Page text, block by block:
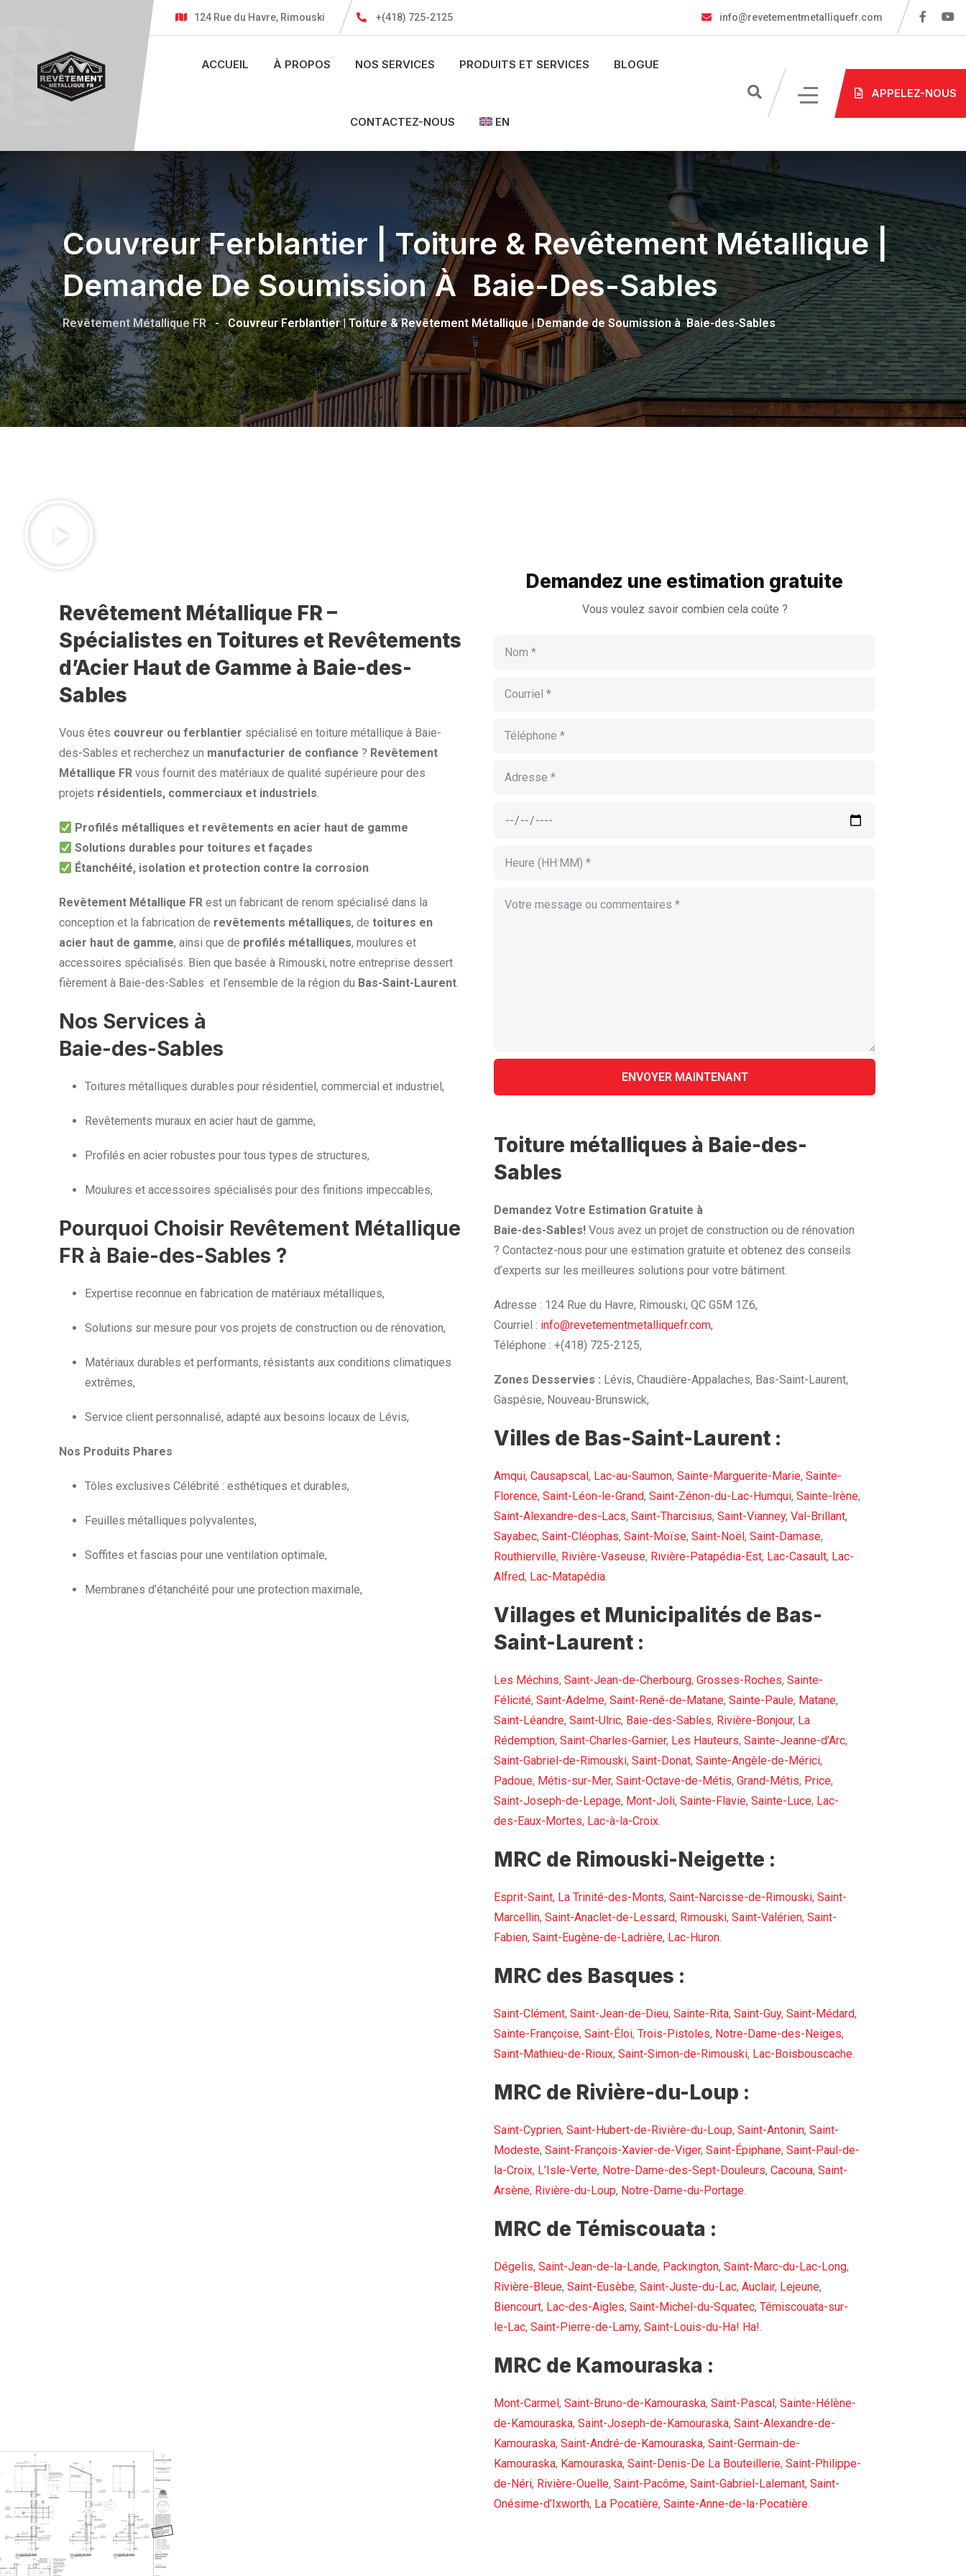
124 Rue du Havre, Rimouski +(418) 725-2125 info@revetementmetalliquefr.com
ACCUEIL À PROPOS NOS SERVICES PRODUITS ET SERVICES BLOGUE
CONTACTEZ-NOUS EN
APPELEZ-NOUS
Couvreur Ferblantier | Toiture & Revêtement Métallique |
Demande De Soumission À Baie-Des-Sables
Revêtement Métallique FR - Couvreur Ferblantier | Toiture & Revêtement Métallique | Demande de Soumission à Baie-des-Sables
Revêtement Métallique FR –
Spécialistes en Toitures et Revêtements
d’Acier Haut de Gamme à Baie-des-
Sables
Vous êtes couvreur ou ferblantier spécialisé en toiture métallique à Baie-
des-Sables et recherchez un manufacturier de confiance ? Revêtement
Métallique FR vous fournit des matériaux de qualité supérieure pour des
projets résidentiels, commerciaux et industriels.
Profilés métalliques et revêtements en acier haut de gamme
Solutions durables pour toitures et façades
Étanchéité, isolation et protection contre la corrosion
Revêtement Métallique FR est un fabricant de renom spécialisé dans la
conception et la fabrication de revêtements métalliques, de toitures en
acier haut de gamme, ainsi que de profilés métalliques, moulures et
accessoires spécialisés. Bien que basée à Rimouski, notre entreprise dessert
fièrement à Baie-des-Sables et l’ensemble de la région du Bas-Saint-Laurent.
Nos Services à
Baie-des-Sables
Toitures métalliques durables pour résidentiel, commercial et industriel,
Revêtements muraux en acier haut de gamme,
Profilés en acier robustes pour tous types de structures,
Moulures et accessoires spécialisés pour des finitions impeccables,
Pourquoi Choisir Revêtement Métallique
FR à Baie-des-Sables ?
Expertise reconnue en fabrication de matériaux métalliques,
Solutions sur mesure pour vos projets de construction ou de rénovation,
Matériaux durables et performants, résistants aux conditions climatiques
extrêmes,
Service client personnalisé, adapté aux besoins locaux de Lévis,
Nos Produits Phares
Tôles exclusives Célébrité : esthétiques et durables,
Feuilles métalliques polyvalentes,
Soffites et fascias pour une ventilation optimale,
Membranes d’étanchéité pour une protection maximale,
Demandez une estimation gratuite
Vous voulez savoir combien cela coûte ?
Toiture métalliques à Baie-des-
Sables
Demandez Votre Estimation Gratuite à
Baie-des-Sables! Vous avez un projet de construction ou de rénovation
? Contactez-nous pour une estimation gratuite et obtenez des conseils
d’experts sur les meilleures solutions pour votre bâtiment.
Adresse : 124 Rue du Havre, Rimouski, QC G5M 1Z6,
Courriel : info@revetementmetalliquefr.com,
Téléphone : +(418) 725-2125,
Zones Desservies : Lévis, Chaudière-Appalaches, Bas-Saint-Laurent,
Gaspésie, Nouveau-Brunswick,
Villes de Bas-Saint-Laurent :
Amqui, Causapscal , Lac-au-Saumon, Sainte-Marguerite-Marie, Sainte-
Florence, Saint-Léon-le-Grand, Saint-Zénon-du-Lac-Humqui, Sainte-Irène,
Saint-Alexandre-des-Lacs, Saint-Tharcisius, Saint-Vianney, Val-Brillant,
Sayabec, Saint-Cléophas, Saint-Moïse, Saint-Noël , Saint-Damase,
Routhierville, Rivière-Vaseuse, Rivière-Patapédia-Est, Lac-Casault, Lac-
Alfred, Lac-Matapédia.
Villages et Municipalités de Bas-
Saint-Laurent :
Les Méchins, Saint-Jean-de-Cherbourg, Grosses-Roches, Sainte-
Félicité, Saint-Adelme, Saint-René-de-Matane, Sainte-Paule, Matane,
Saint-Léandre, Saint-Ulric, Baie-des-Sables, Rivière-Bonjour, La
Rédemption, Saint-Charles-Garnier, Les Hauteurs, Sainte-Jeanne-d’Arc,
Saint-Gabriel-de-Rimouski, Saint-Donat, Sainte-Angèle-de-Mérici,
Padoue, Métis-sur-Mer, Saint-Octave-de-Métis, Grand-Métis, Price,
Saint-Joseph-de-Lepage, Mont-Joli, Sainte-Flavie, Sainte-Luce, Lac-
des-Eaux-Mortes, Lac-à-la-Croix.
MRC de Rimouski-Neigette :
Esprit-Saint, La Trinité-des-Monts, Saint-Narcisse-de-Rimouski, Saint-
Marcellin, Saint-Anaclet-de-Lessard, Rimouski, Saint-Valérien, Saint-
Fabien, Saint-Eugène-de-Ladrière, Lac-Huron.
MRC des Basques :
Saint-Clément, Saint-Jean-de-Dieu, Sainte-Rita, Saint-Guy, Saint-Médard,
Sainte-Françoise, Saint-Éloi, Trois-Pistoles, Notre-Dame-des-Neiges,
Saint-Mathieu-de-Rioux, Saint-Simon-de-Rimouski, Lac-Boisbouscache.
MRC de Rivière-du-Loup :
Saint-Cyprien, Saint-Hubert-de-Rivière-du-Loup, Saint-Antonin, Saint-
Modeste, Saint-François-Xavier-de-Viger, Saint-Épiphane, Saint-Paul-de-
la-Croix, L’Isle-Verte, Notre-Dame-des-Sept-Douleurs, Cacouna, Saint-
Arsène, Rivière-du-Loup, Notre-Dame-du-Portage.
MRC de Témiscouata :
Dégelis, Saint-Jean-de-la-Lande, Packington, Saint-Marc-du-Lac-Long,
Rivière-Bleue, Saint-Eusèbe, Saint-Juste-du-Lac, Auclair, Lejeune,
Biencourt, Lac-des-Aigles, Saint-Michel-du-Squatec, Témiscouata-sur-
le-Lac, Saint-Pierre-de-Lamy, Saint-Louis-du-Ha! Ha!.
MRC de Kamouraska :
Mont-Carmel , Saint-Bruno-de-Kamouraska, Saint-Pascal , Sainte-Hélène-
de-Kamouraska, Saint-Joseph-de-Kamouraska, Saint-Alexandre-de-
Kamouraska, Saint-André-de-Kamouraska, Saint-Germain-de-
Kamouraska, Kamouraska, Saint-Denis-De La Bouteillerie, Saint-Philippe-
de-Néri, Rivière-Ouelle, Saint-Pacôme, Saint-Gabriel-Lalemant, Saint-
Onésime-d’Ixworth, La Pocatière, Sainte-Anne-de-la-Pocatière.